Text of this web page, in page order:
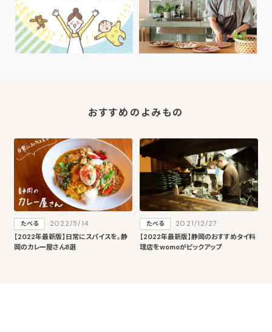
おすすめのよみもの
たべる
2022/5/14
【2022年最新版】日常にスパイスを。静
岡のカレー屋さん8選
たべる
2021/12/27
【2022年最新版】静岡のおすすめタイ料
理店をwomoがピックアップ